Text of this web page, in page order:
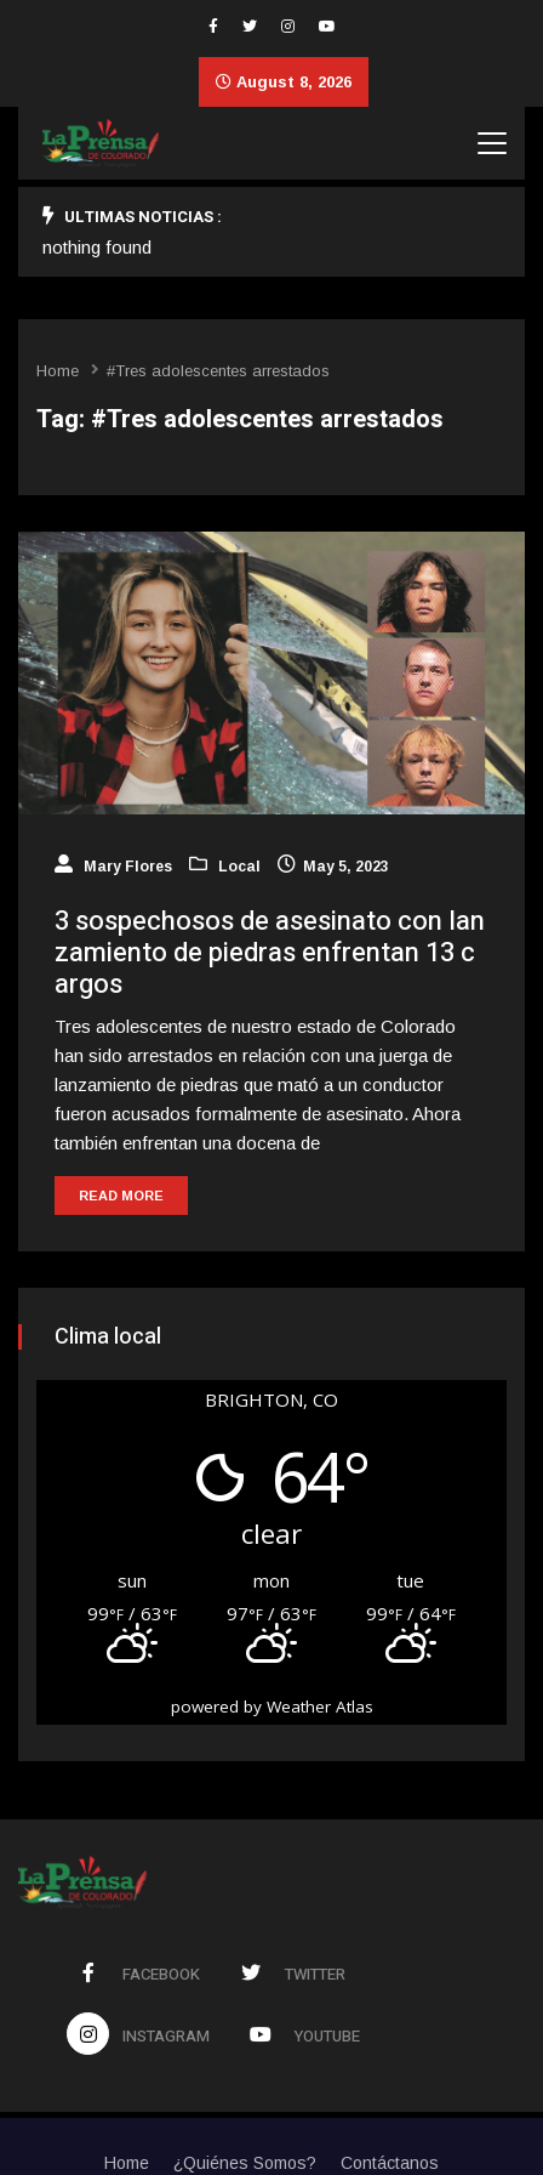
August 8, 2026
ULTIMAS NOTICIAS :
nothing found
Home #Tres adolescentes arrestados
Tag: #Tres adolescentes arrestados
Mary Flores Local May 5, 2023
3 sospechosos de asesinato con lan
zamiento de piedras enfrentan 13 c
argos
Tres adolescentes de nuestro estado de Colorado
han sido arrestados en relación con una juerga de
lanzamiento de piedras que mató a un conductor
fueron acusados formalmente de asesinato. Ahora
también enfrentan una docena de
READ MORE
Clima local
BRIGHTON, CO
64°
clear
sun mon
tue
99°F / 63°F 97°F/ 63°F 99°F/ 64°F
powered by Weather Atlas
FACEBOOK TWITTER
INSTAGRAM YOUTUBE
Home ¿Quiénes Somos? Contáctanos